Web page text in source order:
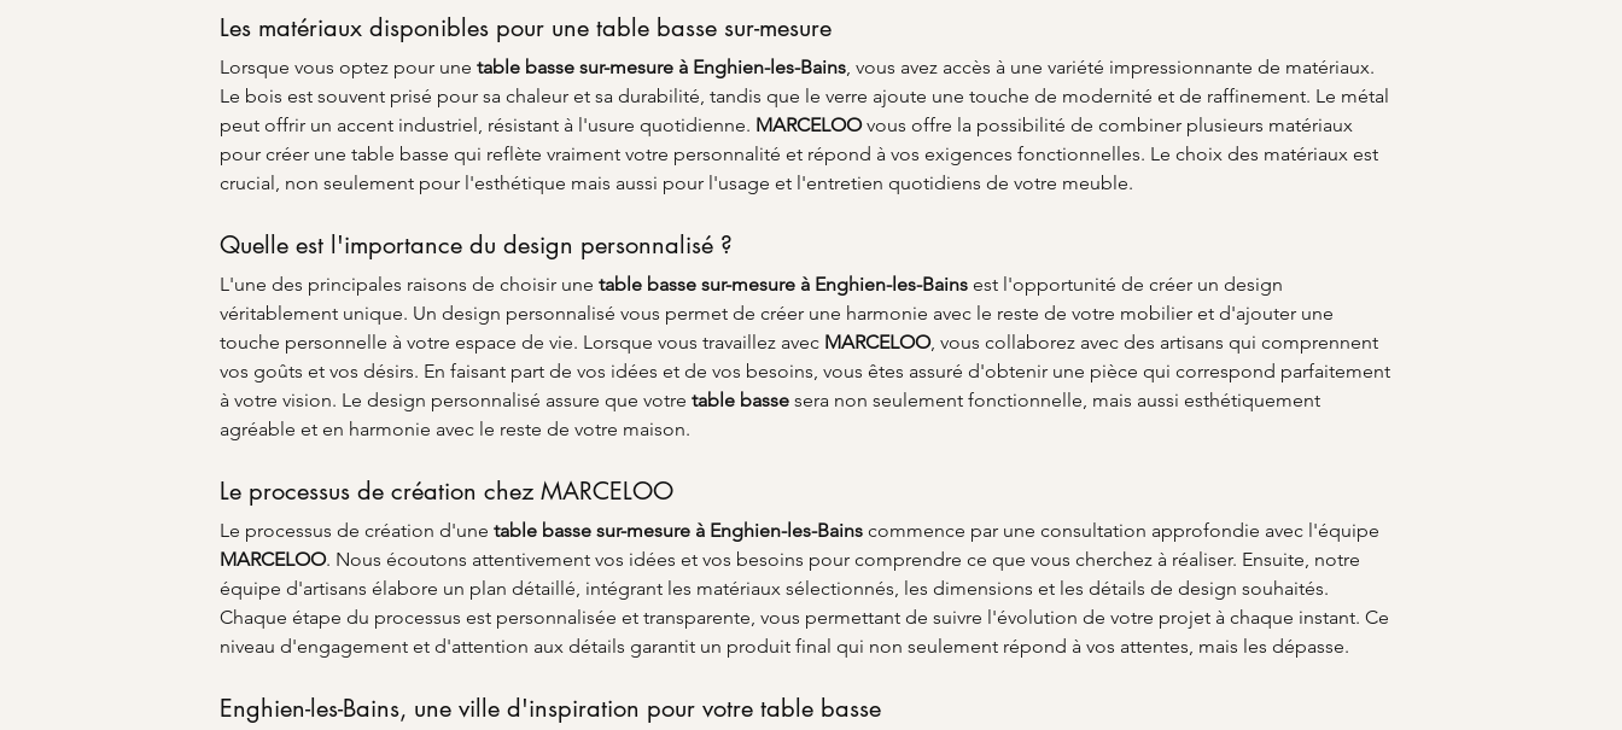
Les matériaux disponibles pour une table basse sur-mesure
Lorsque vous optez pour une table basse sur-mesure à Enghien-les-Bains, vous avez accès à une variété impressionnante de matériaux.
Le bois est souvent prisé pour sa chaleur et sa durabilité, tandis que le verre ajoute une touche de modernité et de raffinement. Le métal
peut offrir un accent industriel, résistant à l'usure quotidienne. MARCELOO vous offre la possibilité de combiner plusieurs matériaux
pour créer une table basse qui reflète vraiment votre personnalité et répond à vos exigences fonctionnelles. Le choix des matériaux est
crucial, non seulement pour l'esthétique mais aussi pour l'usage et l'entretien quotidiens de votre meuble.
Quelle est l'importance du design personnalisé ?
L'une des principales raisons de choisir une table basse sur-mesure à Enghien-les-Bains est l'opportunité de créer un design
véritablement unique. Un design personnalisé vous permet de créer une harmonie avec le reste de votre mobilier et d'ajouter une
touche personnelle à votre espace de vie. Lorsque vous travaillez avec MARCELOO, vous collaborez avec des artisans qui comprennent
vos goûts et vos désirs. En faisant part de vos idées et de vos besoins, vous êtes assuré d'obtenir une pièce qui correspond parfaitement
à votre vision. Le design personnalisé assure que votre table basse sera non seulement fonctionnelle, mais aussi esthétiquement
agréable et en harmonie avec le reste de votre maison.
Le processus de création chez MARCELOO
Le processus de création d'une table basse sur-mesure à Enghien-les-Bains commence par une consultation approfondie avec l'équipe
MARCELOO. Nous écoutons attentivement vos idées et vos besoins pour comprendre ce que vous cherchez à réaliser. Ensuite, notre
équipe d'artisans élabore un plan détaillé, intégrant les matériaux sélectionnés, les dimensions et les détails de design souhaités.
Chaque étape du processus est personnalisée et transparente, vous permettant de suivre l'évolution de votre projet à chaque instant. Ce
niveau d'engagement et d'attention aux détails garantit un produit final qui non seulement répond à vos attentes, mais les dépasse.
Enghien-les-Bains, une ville d'inspiration pour votre table basse